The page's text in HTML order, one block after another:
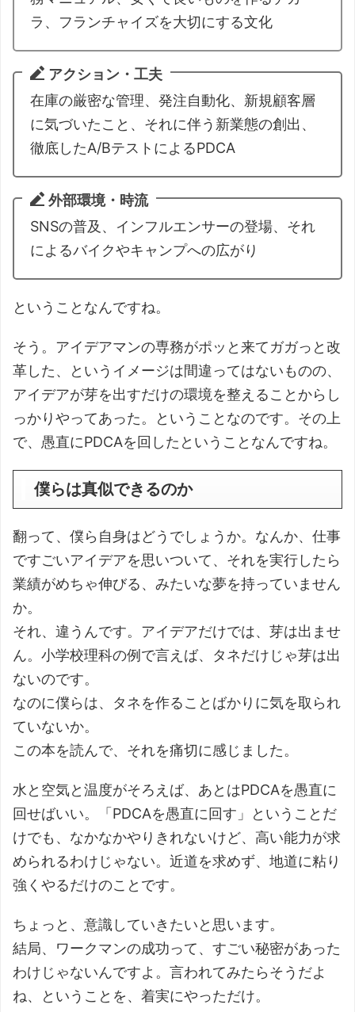
ラ、フランチャイズを大切にする文化
アクション・工夫
在庫の厳密な管理、発注自動化、新規顧客層
に気づいたこと、それに伴う新業態の創出、
徹底したA/BテストによるPDCA
外部環境・時流
SNSの普及、インフルエンサーの登場、それ
によるバイクやキャンプへの広がり
ということなんですね。
そう。アイデアマンの専務がポッと来てガガっと改
革した、というイメージは間違ってはないものの、
アイデアが芽を出すだけの環境を整えることからし
っかりやってあった。ということなのです。その上
で、愚直にPDCAを回したということなんですね。
僕らは真似できるのか
翻って、僕ら自身はどうでしょうか。なんか、仕事
ですごいアイデアを思いついて、それを実行したら
業績がめちゃ伸びる、みたいな夢を持っていません
か。
それ、違うんです。アイデアだけでは、芽は出ませ
ん。小学校理科の例で言えば、タネだけじゃ芽は出
ないのです。
なのに僕らは、タネを作ることばかりに気を取られ
ていないか。
この本を読んで、それを痛切に感じました。
水と空気と温度がそろえば、あとはPDCAを愚直に
回せばいい。「PDCAを愚直に回す」ということだ
けでも、なかなかやりきれないけど、高い能力が求
められるわけじゃない。近道を求めず、地道に粘り
強くやるだけのことです。
ちょっと、意識していきたいと思います。
結局、ワークマンの成功って、すごい秘密があった
わけじゃないんですよ。言われてみたらそうだよ
ね、ということを、着実にやっただけ。